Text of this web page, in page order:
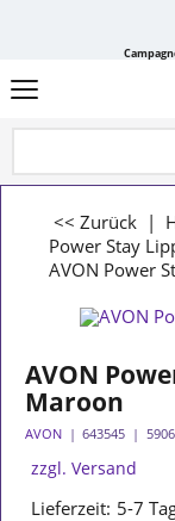
<< Zurück |
Power Stay
AVON Power
AVON
Maroon
AVON 643545
zzgl. Versand
Lieferzeit: 5-7